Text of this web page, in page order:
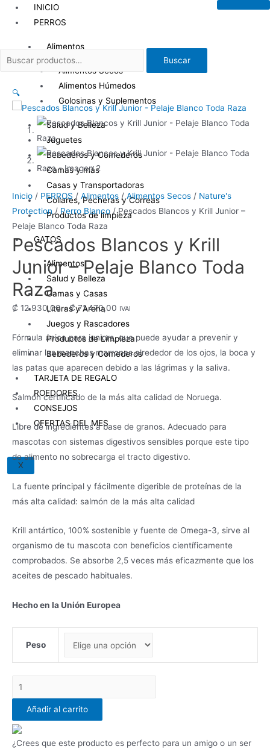
INICIO
PERROS
Alimentos
Alimentos Secos
Alimentos Húmedos
Golosinas y Suplementos
Salud y Belleza
Juguetes
Bebederos y Comederos
Camas y más
Casas y Transportadoras
Collares, Pecheras y Correas
Productos de limpieza
GATOS
Alimentos
Salud y Belleza
Camas y Casas
Literas y Arena
Juegos y Rascadores
Productos de Limpieza
Bebederos y Comederos
TARJETA DE REGALO
ROEDORES
CONSEJOS
OFERTAS DEL MES
X
Buscar
🔍
Inicio / PERROS / Alimentos / Alimentos Secos / Nature's
Protection / Perro Blanco / Pescados Blancos y Krill Junior –
Pelaje Blanco Toda Raza
Pescados Blancos y Krill
Junior – Pelaje Blanco Toda
Raza
₡ 12.930,00 - ₡71.470,00 Rango
de
precios:
desde
₡ 12.930,00
hasta
₡ 71.470,00
IVAI
Fórmula única para juniors, que puede ayudar a prevenir y
eliminar las manchas marrones alrededor de los ojos, la boca y
las patas que aparecen debido a las lágrimas y la saliva.
Salmón certificado de la más alta calidad de Noruega.
Libre de ingredientes a base de granos. Adecuado para
mascotas con sistemas digestivos sensibles porque este tipo
de alimento no sobrecarga el tracto digestivo.
La fuente principal y fácilmente digerible de proteínas de la
más alta calidad: salmón de la más alta calidad
Krill antártico, 100% sostenible y fuente de Omega-3, sirve al
organismo de tu mascota con beneficios científicamente
comprobados. Se absorbe 2,5 veces más eficazmente que los
aceites de pescado habituales.
Hecho en la Unión Europea
Peso
Pescados
Blancos
Krill
Junior
Añadir al carrito
¿Crees que este producto es perfecto para un amigo o un ser